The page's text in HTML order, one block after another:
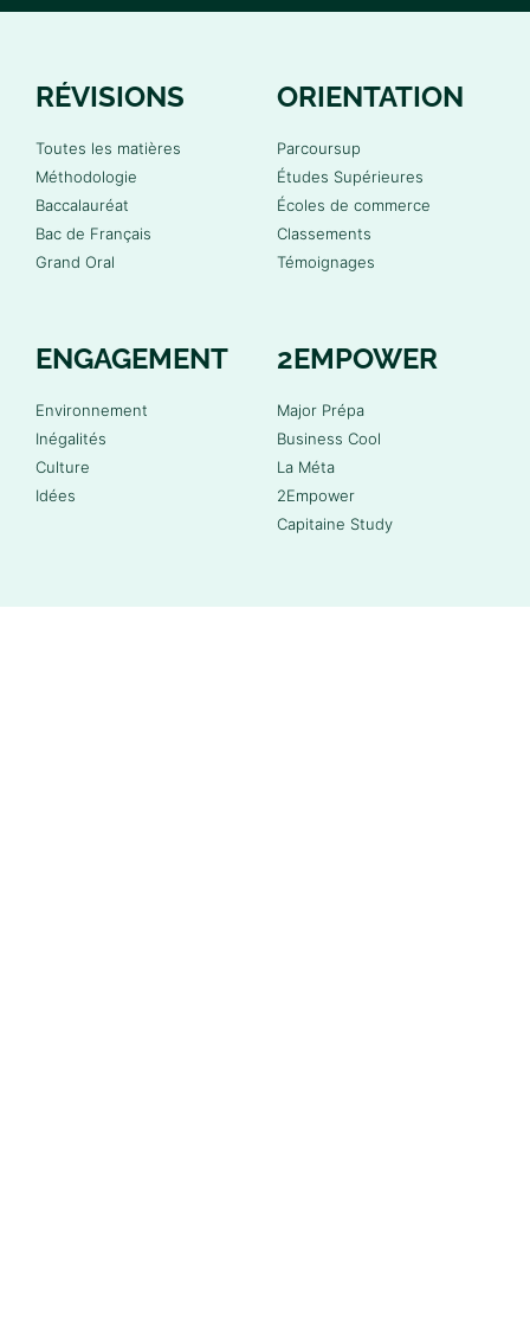
RÉVISIONS
Toutes les matières
Méthodologie
Baccalauréat
Bac de Français
Grand Oral
ORIENTATION
Parcoursup
Études Supérieures
Écoles de commerce
Classements
Témoignages
ENGAGEMENT
Environnement
Inégalités
Culture
Idées
2EMPOWER
Major Prépa
Business Cool
La Méta
2Empower
Capitaine Study